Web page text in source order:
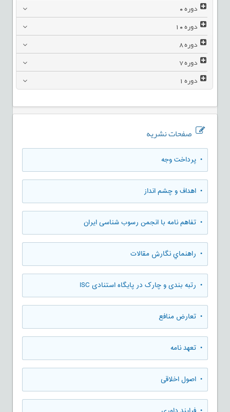
دوره0
دوره10
دوره8
دوره7
دوره1
صفحات نشریه
• پرداخت وجه
• اهداف و چشم انداز
• تفاهم نامه با انجمن رسوب شناسی ایران
• راهنماي نگارش مقالات
• رتبه بندی و چارک در پایگاه استنادی ISC
• تعارض منافع
• تعهد نامه
• اصول اخلاقی